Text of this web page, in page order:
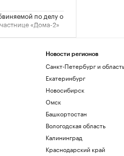
по делу о
«Дома-2»
проливе
и вышла
в Торонто
еще
Новости регионов
Санкт-Петербург и
Екатеринбург
Новосибирск
Омск
Башкортостан
Вологодская область
Калининград
Краснодарский край